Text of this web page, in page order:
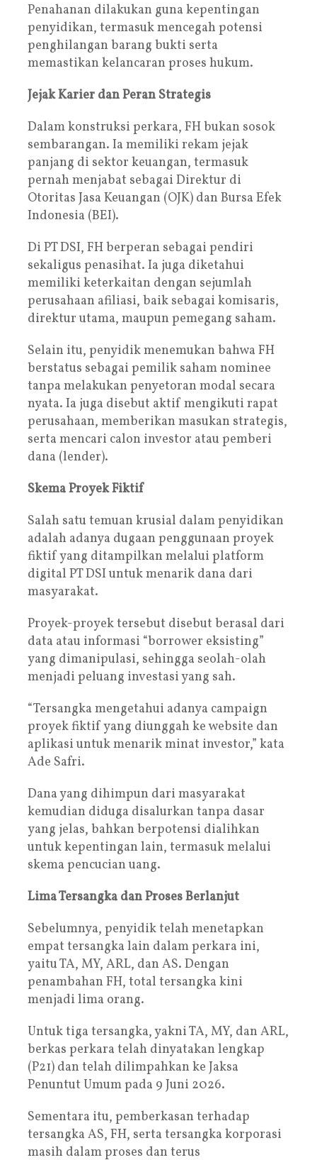
Penahanan dilakukan guna kepentingan
penyidikan, termasuk mencegah potensi
penghilangan barang bukti serta
memastikan kelancaran proses hukum.
Jejak Karier dan Peran Strategis
Dalam konstruksi perkara, FH bukan sosok
sembarangan. Ia memiliki rekam jejak
panjang di sektor keuangan, termasuk
pernah menjabat sebagai Direktur di
Otoritas Jasa Keuangan (OJK) dan Bursa Efek
Indonesia (BEI).
Di PT DSI, FH berperan sebagai pendiri
sekaligus penasihat. Ia juga diketahui
memiliki keterkaitan dengan sejumlah
perusahaan afiliasi, baik sebagai komisaris,
direktur utama, maupun pemegang saham.
Selain itu, penyidik menemukan bahwa FH
berstatus sebagai pemilik saham nominee
tanpa melakukan penyetoran modal secara
nyata. Ia juga disebut aktif mengikuti rapat
perusahaan, memberikan masukan strategis,
serta mencari calon investor atau pemberi
dana (lender).
Skema Proyek Fiktif
Salah satu temuan krusial dalam penyidikan
adalah adanya dugaan penggunaan proyek
fiktif yang ditampilkan melalui platform
digital PT DSI untuk menarik dana dari
masyarakat.
Proyek-proyek tersebut disebut berasal dari
data atau informasi “borrower eksisting”
yang dimanipulasi, sehingga seolah-olah
menjadi peluang investasi yang sah.
“Tersangka mengetahui adanya campaign
proyek fiktif yang diunggah ke website dan
aplikasi untuk menarik minat investor,” kata
Ade Safri.
Dana yang dihimpun dari masyarakat
kemudian diduga disalurkan tanpa dasar
yang jelas, bahkan berpotensi dialihkan
untuk kepentingan lain, termasuk melalui
skema pencucian uang.
Lima Tersangka dan Proses Berlanjut
Sebelumnya, penyidik telah menetapkan
empat tersangka lain dalam perkara ini,
yaitu TA, MY, ARL, dan AS. Dengan
penambahan FH, total tersangka kini
menjadi lima orang.
Untuk tiga tersangka, yakni TA, MY, dan ARL,
berkas perkara telah dinyatakan lengkap
(P21) dan telah dilimpahkan ke Jaksa
Penuntut Umum pada 9 Juni 2026.
Sementara itu, pemberkasan terhadap
tersangka AS, FH, serta tersangka korporasi
masih dalam proses dan terus